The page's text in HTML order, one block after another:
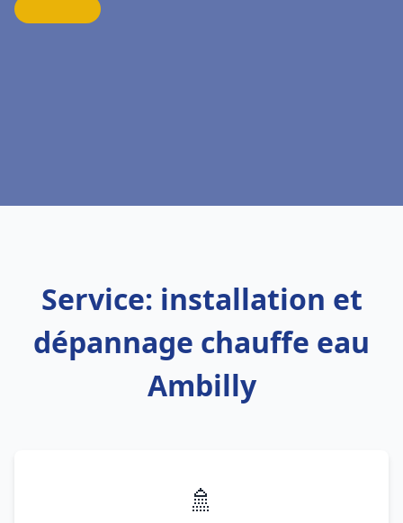
Service: installation et
dépannage chauffe eau
Ambilly
🚿